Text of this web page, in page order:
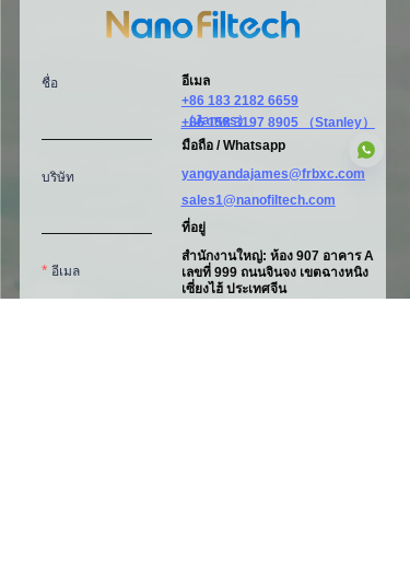
+86 158 3197 8905 （Stanley）
sales1@nanofiltech.com
สำนักงานใหญ่: ห้อง 907 อาคาร A
เลขที่ 999 ถนนจินจง เขตฉางหนิง
เซี่ยงไฮ้ ประเทศจีน
ที่อยู่
มือถือ / Whatsapp
อีเมล
ชื่อ
บริษัท
อีเมล
+86 183 2182 6659
（James）
yangyandajames@frbxc.com